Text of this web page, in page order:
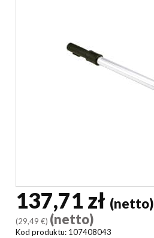
137,71 zł (netto)
(29,49 €) (netto)
Kod produktu: 107408043